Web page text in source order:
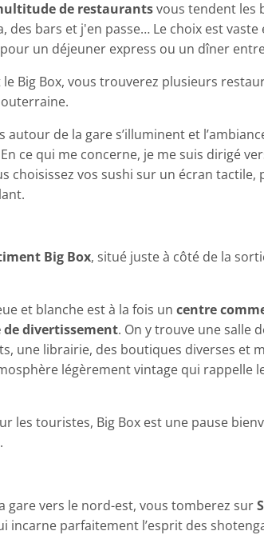
de restaurantsvous tendent les
des bars et j'en passe… Le choix est vaste
un déjeuner express ou un dîner
Big Box, vous trouverez plusieurs
autour de la gare s’illuminent et
ce qui me concerne, je me suis dirigé
choisissez vos sushi sur un écran tactile,
Big Box, situé juste à côté de la
et blanche est à la fois uncentre
de divertissement. On y trouve une salle
une librairie, des boutiques diverses et
légèrement vintage qui rappelle
les touristes, Big Box est une pause
gare vers le nord-est, vous tomberez sur
incarne parfaitement l’esprit des